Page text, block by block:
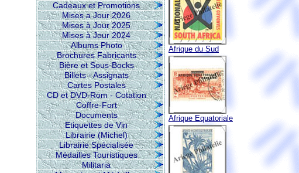
Cadeaux et Promotions
Mises a Jour 2026
Mises à Jour 2025
Mises à Jour 2024
Albums Photo
Brochures Fabricants
Bière et Sous-Bocks
Billets - Assignats
Cartes Postales
CD et DVD-Rom - Cotation
Coffre-Fort
Documents
Etiquettes de Vin
Librairie (Michel)
Librairie Spécialisée
Médailles Touristiques
Militaria
Afrique du Sud
Afrique Equatoriale